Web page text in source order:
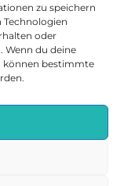
zu speichern
Technologien
oder
Wenn du deine
können bestimmte